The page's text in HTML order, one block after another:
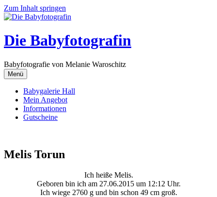
Zum Inhalt springen
Die Babyfotografin
Babyfotografie von Melanie Waroschitz
Menü
Babygalerie Hall
Mein Angebot
Informationen
Gutscheine
Melis Torun
Ich heiße Melis.
Geboren bin ich am 27.06.2015 um 12:12 Uhr.
Ich wiege 2760 g und bin schon 49 cm groß.